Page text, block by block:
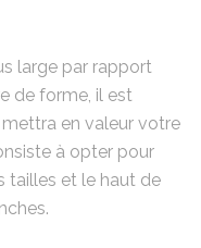
large par rapport
de forme, il est
en valeur votre
à opter pour
tailles et le haut de